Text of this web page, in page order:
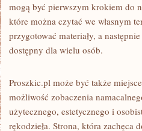
mogą być pierwszym krokiem do
które można czytać we własnym
przygotować materiały, a
dostępny dla wielu osób.
Proszkic.pl może być także
możliwość zobaczenia
użytecznego, estetycznego i
rękodzieła. Strona, która